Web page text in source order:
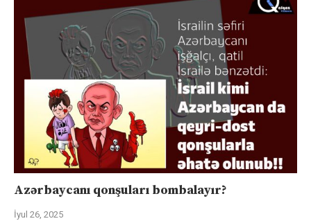
Azərbaycanı qonşuları bombalayır?
İyul 26, 2025